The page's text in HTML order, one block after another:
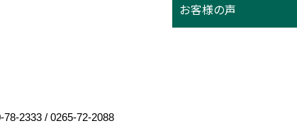
お客様の声
78-2333 / 0265-72-2088